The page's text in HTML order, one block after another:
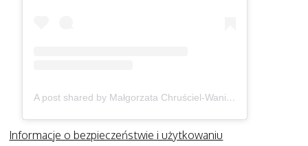
A post shared by Małgorzata Chruściel-Waniek (@gosiawaniek)
Informacje o bezpieczeństwie i użytkowaniu